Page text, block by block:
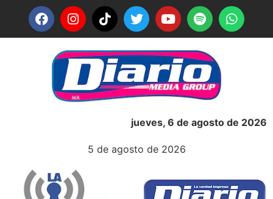
jueves, 6 de agosto de 2026
5 de agosto de 2026